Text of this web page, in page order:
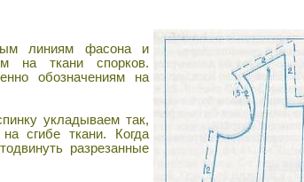
линиям фасона и
на ткани спорков.
обозначениям на
укладываем так,
сгибе ткани. Когда
разрезанные